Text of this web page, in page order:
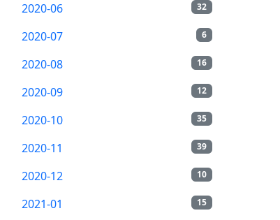
32
2020-06
6
2020-07
16
2020-08
12
2020-09
35
2020-10
39
2020-11
10
2020-12
15
2021-01